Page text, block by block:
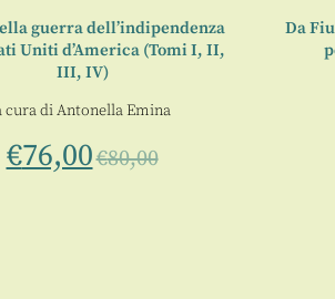
guerra dell’indipendenza
Uniti d’America (Tomi I, II,
III, IV)
cura diAntonella Emina
€76,00€80,00
Da